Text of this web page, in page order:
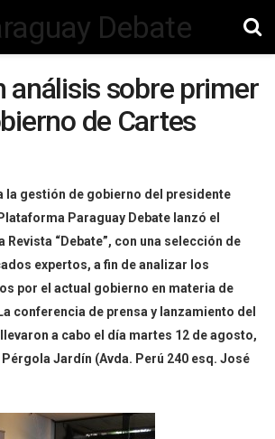
análisis sobre primer
de Cartes
la gestión de gobierno del presidente
Paraguay Debate lanzó el
Revista “Debate”, con una selección de
expertos, a fin de analizar los
por el actual gobierno en materia de
conferencia de prensa y lanzamiento del
a cabo el día martes 12 de agosto,
Pérgola Jardín (Avda. Perú 240 esq. José